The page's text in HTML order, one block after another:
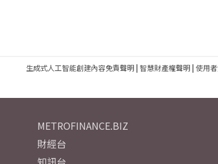
生成式人工智能創建內容免責聲明| 智慧財產權聲明| 使用
METROFINANCE.BIZ
財經台